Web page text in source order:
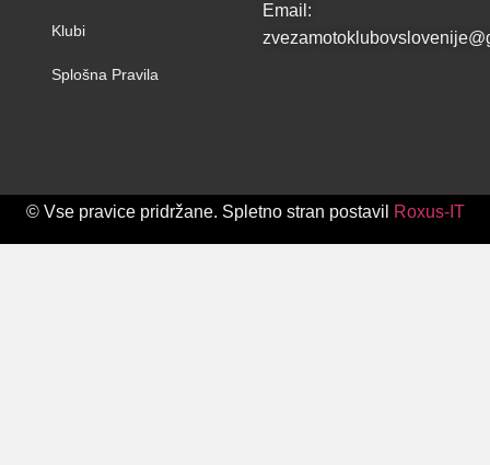
Klubi
Splošna Pravila
Email:
© Vse pravice pridržane. Spletno stran postavil Roxus-IT